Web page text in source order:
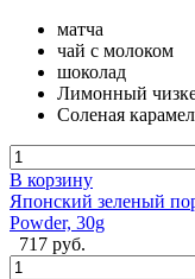
матча
чай с молоком
шоколад
Лимонный
Соленая
В корзину
Японский зеленый
Powder, 30g
717 руб.